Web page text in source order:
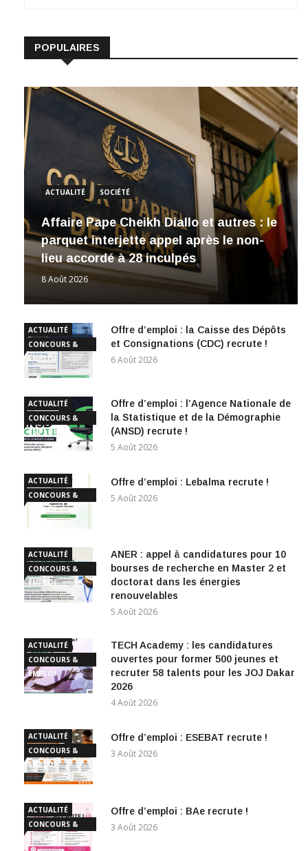
POPULAIRES
ACTUALITÉ SOCIÉTÉ
Affaire Pape Cheikh Diallo et autres : le
parquet interjette appel après le non-
lieu accordé à 28 inculpés
8 Août 2026
ACTUALITÉ
CONCOURS &
EMPLOI
Offre d’emploi : la Caisse des Dépôts
et Consignations (CDC) recrute !
6 Août 2026
ACTUALITÉ
CONCOURS &
EMPLOI
Offre d’emploi : l’Agence Nationale de
la Statistique et de la Démographie
(ANSD) recrute !
5 Août 2026
ACTUALITÉ
CONCOURS &
EMPLOI
Offre d’emploi : Lebalma recrute !
5 Août 2026
ACTUALITÉ
CONCOURS &
EMPLOI
ANER : appel à candidatures pour 10
bourses de recherche en Master 2 et
doctorat dans les énergies
renouvelables
5 Août 2026
ACTUALITÉ
CONCOURS &
EMPLOI
TECH Academy : les candidatures
ouvertes pour former 500 jeunes et
recruter 58 talents pour les JOJ Dakar
2026
4 Août 2026
ACTUALITÉ
CONCOURS &
EMPLOI
Offre d’emploi : ESEBAT recrute !
3 Août 2026
ACTUALITÉ
CONCOURS &
EMPLOI
Offre d’emploi : BAe recrute !
3 Août 2026